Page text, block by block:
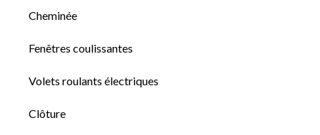
Cheminée
Fenêtres coulissantes
Volets roulants électriques
Clôture